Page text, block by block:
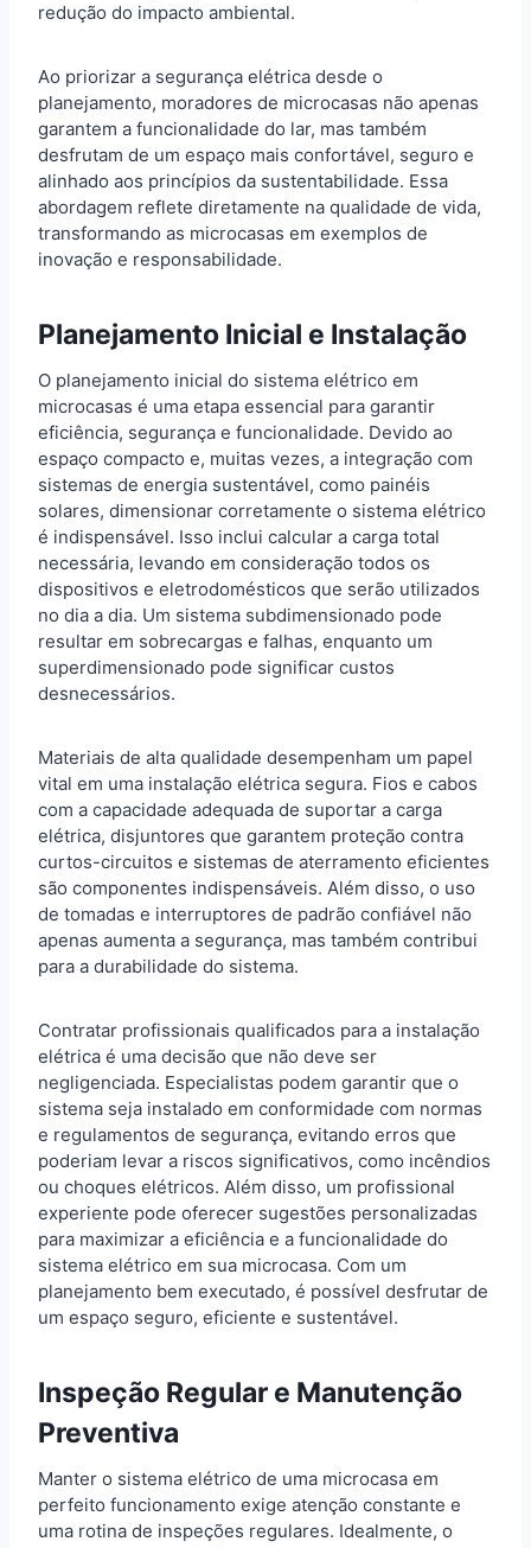
redução do impacto ambiental.
Ao priorizar a segurança elétrica desde o
planejamento, moradores de microcasas não apenas
garantem a funcionalidade do lar, mas também
desfrutam de um espaço mais confortável, seguro e
alinhado aos princípios da sustentabilidade. Essa
abordagem reflete diretamente na qualidade de vida,
transformando as microcasas em exemplos de
inovação e responsabilidade.
Planejamento Inicial e Instalação
O planejamento inicial do sistema elétrico em
microcasas é uma etapa essencial para garantir
eficiência, segurança e funcionalidade. Devido ao
espaço compacto e, muitas vezes, a integração com
sistemas de energia sustentável, como painéis
solares, dimensionar corretamente o sistema elétrico
é indispensável. Isso inclui calcular a carga total
necessária, levando em consideração todos os
dispositivos e eletrodomésticos que serão utilizados
no dia a dia. Um sistema subdimensionado pode
resultar em sobrecargas e falhas, enquanto um
superdimensionado pode significar custos
desnecessários.
Materiais de alta qualidade desempenham um papel
vital em uma instalação elétrica segura. Fios e cabos
com a capacidade adequada de suportar a carga
elétrica, disjuntores que garantem proteção contra
curtos-circuitos e sistemas de aterramento eficientes
são componentes indispensáveis. Além disso, o uso
de tomadas e interruptores de padrão confiável não
apenas aumenta a segurança, mas também contribui
para a durabilidade do sistema.
Contratar profissionais qualificados para a instalação
elétrica é uma decisão que não deve ser
negligenciada. Especialistas podem garantir que o
sistema seja instalado em conformidade com normas
e regulamentos de segurança, evitando erros que
poderiam levar a riscos significativos, como incêndios
ou choques elétricos. Além disso, um profissional
experiente pode oferecer sugestões personalizadas
para maximizar a eficiência e a funcionalidade do
sistema elétrico em sua microcasa. Com um
planejamento bem executado, é possível desfrutar de
um espaço seguro, eficiente e sustentável.
Inspeção Regular e Manutenção
Preventiva
Manter o sistema elétrico de uma microcasa em
perfeito funcionamento exige atenção constante e
uma rotina de inspeções regulares. Idealmente, o